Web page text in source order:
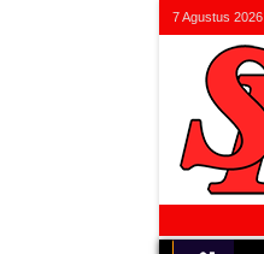
7 Agustus 2026